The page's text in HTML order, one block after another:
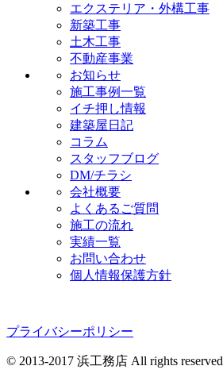
エクステリア・外構工事
新築工事
土木工事
不動産事業
お知らせ
施工事例一覧
イチ押し情報
建築屋日記
コラム
スタッフブログ
DM/チラシ
会社概要
よくあるご質問
施工の流れ
実績一覧
お問い合わせ
個人情報保護方針
プライバシーポリシー
© 2013-2017 浜工務店 All rights reserved